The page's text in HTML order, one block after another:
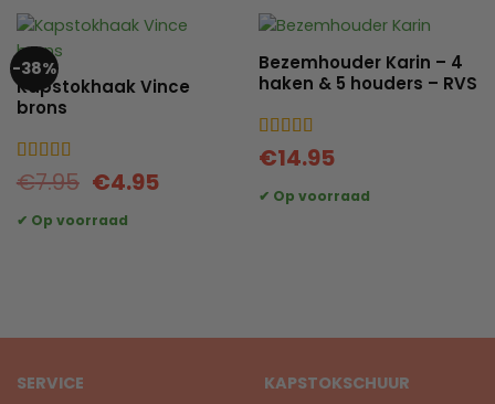
-38%
Kapstokhaak Vince
brons
Gewaardeerd
5uit 5
€7.95 Oorspronkelijke
was:
€4.95Huidige
Bezemhouder Karin – 4
haken & 5 houders – RVS
Gewaardeerd
5uit 5
€14.95
SERVICE
KAPSTOKSCHUUR